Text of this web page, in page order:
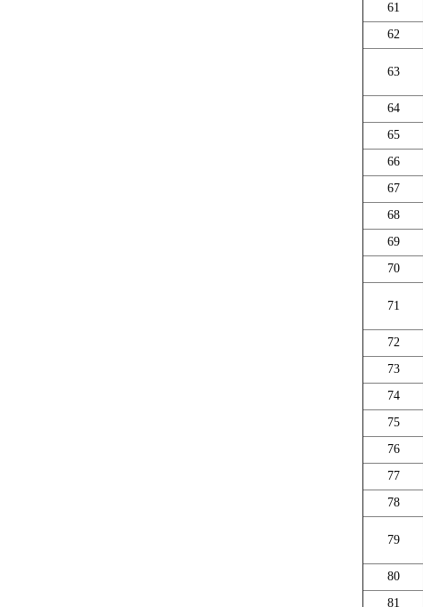
61
62
63
64
65
66
67
68
69
70
71
72
73
74
75
76
77
78
79
80
81